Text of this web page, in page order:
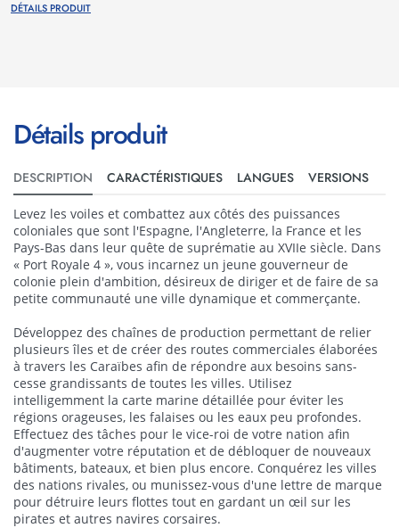
DÉTAILS PRODUIT
Détails produit
DESCRIPTION CARACTÉRISTIQUES LANGUES VERSIONS
Levez les voiles et combattez aux côtés des puissances
coloniales que sont l'Espagne, l'Angleterre, la France et les
Pays-Bas dans leur quête de suprématie au XVIIe siècle. Dans
« Port Royale 4 », vous incarnez un jeune gouverneur de
colonie plein d'ambition, désireux de diriger et de faire de sa
petite communauté une ville dynamique et commerçante.
Développez des chaînes de production permettant de relier
plusieurs îles et de créer des routes commerciales élaborées
à travers les Caraïbes afin de répondre aux besoins sans-
cesse grandissants de toutes les villes. Utilisez
intelligemment la carte marine détaillée pour éviter les
régions orageuses, les falaises ou les eaux peu profondes.
Effectuez des tâches pour le vice-roi de votre nation afin
d'augmenter votre réputation et de débloquer de nouveaux
bâtiments, bateaux, et bien plus encore. Conquérez les villes
des nations rivales, ou munissez-vous d'une lettre de marque
pour détruire leurs flottes tout en gardant un œil sur les
pirates et autres navires corsaires.